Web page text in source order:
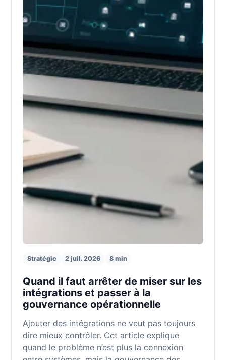
Stratégie 2 juil. 2026 8 min
Quand il faut arrêter de miser sur les
intégrations et passer à la
gouvernance opérationnelle
Ajouter des intégrations ne veut pas toujours
dire mieux contrôler. Cet article explique
quand le problème n’est plus la connexion